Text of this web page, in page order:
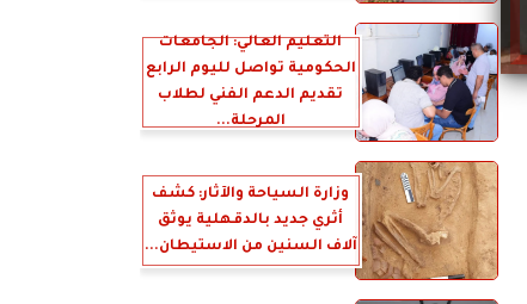
التعليم العالي: الجامعات
الحكومية تواصل لليوم الرابع
تقديم الدعم الفني لطلاب
المرحلة...
وزارة السياحة والآثار: كشف
أثري جديد بالدقهلية يوثق
آلاف السنين من الاستيطان...